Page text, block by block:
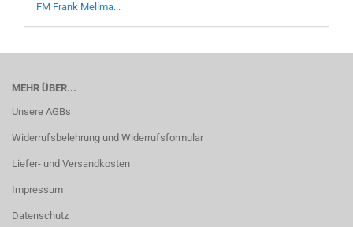
FM Frank Mellma...
MEHR ÜBER...
Unsere AGBs
Widerrufsbelehrung und Widerrufsformular
Liefer- und Versandkosten
Impressum
Datenschutz